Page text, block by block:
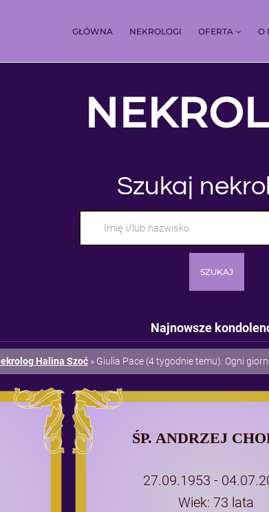
GŁÓWNA NEKROLOGI OFERTA O
Szukaj
Najnowsze
Nekrolog Krzysztof Mazur» Jolanta Rękoś (4 tygodnie temu):
ŚP. ANDRZEJ
27.09.1953 -
Wiek: 73 lata